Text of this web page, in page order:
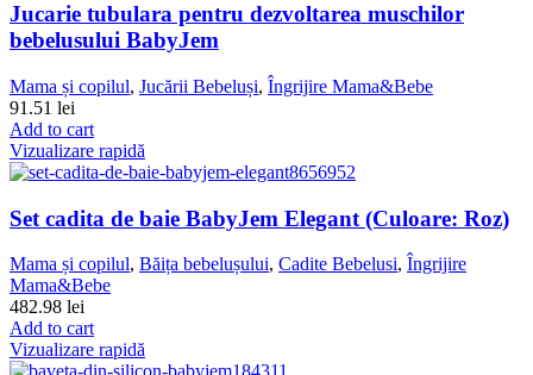
Jucarie tubulara pentru dezvoltarea muschilor
bebelusului BabyJem
Mama și copilul, Jucării Bebeluși, Îngrijire Mama&Bebe
91.51 lei
Add to cart
Vizualizare rapidă
Set cadita de baie BabyJem Elegant (Culoare: Roz)
Mama și copilul, Băița bebelușului, Cadite Bebelusi, Îngrijire
Mama&Bebe
482.98 lei
Add to cart
Vizualizare rapidă